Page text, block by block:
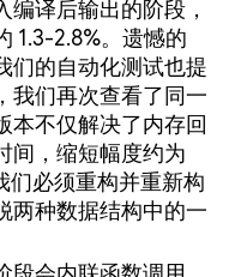
编译后输出的阶段，
1.3-2.8%。遗憾的
们的自动化测试也提
我们再次查看了同一
本不仅解决了内存回
间，缩短幅度约为
们必须重构并重新构
两种数据结构中的一